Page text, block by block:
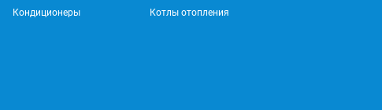
Кондиционеры Котлы отопления